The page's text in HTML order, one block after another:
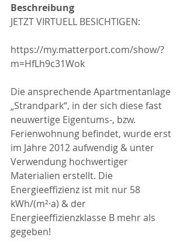
Beschreibung
JETZT VIRTUELL BESICHTIGEN:
https://my.matterport.com/show/?
m=HfLh9c31Wok
Die ansprechende Apartmentanlage
„Strandpark“, in der sich diese fast
neuwertige Eigentums-, bzw.
Ferienwohnung befindet, wurde erst
im Jahre 2012 aufwendig & unter
Verwendung hochwertiger
Materialien erstellt. Die
Energieeffizienz ist mit nur 58
kWh/(m²·a) & der
Energieeffizienzklasse B mehr als
gegeben!